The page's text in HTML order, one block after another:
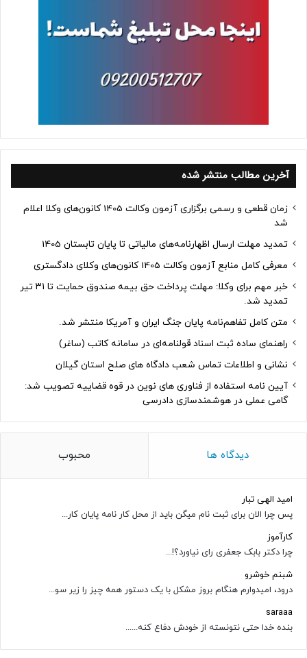
آخرین مطالب منتشر شده
زمان قطعی و رسمی برگزاری آزمون وکالت 1405 کانون‌های وکلا اعلام
شد
تمدید مهلت ارسال اظهارنامه‌های مالیاتی تا پایان تابستان 1405
معرفی کامل منابع آزمون وکالت 1405 کانون‌های وکلای دادگستری
خبر مهم برای وکلا: مهلت پرداخت حق بیمه صندوق حمایت تا ۳۱ تیر
تمدید شد.
متن کامل تفاهم‌نامه پایان جنگ ایران و آمریکا منتشر شد.
راهنمای ساده ثبت اسناد قولنامه‌ای در سامانه کاتب (ساغر)
نشانی و اطلاعات تماس شعب دادگاه های صلح استان گیلان
آیین نامه استفاده از فناوری های نوین در قوه قضاییه تصویب شد:
گامی عملی در هوشمندسازی دادرسی
دیدگاه ها محبوب
امید الهی تبار
پس چرا الان برای ثبت نام میگن باید از محل کار نامه پایان کار...
کارآموز
چرا دکتر بابک جعفری رای نیاورد؟!...
شبنم خوشرو
درود، امیدوارم هنگام بروز مشکل با یک دستور همه چیز را زیر سو...
saraaa
بنده خدا حتی نتونسته از خودش دفاع کنه......